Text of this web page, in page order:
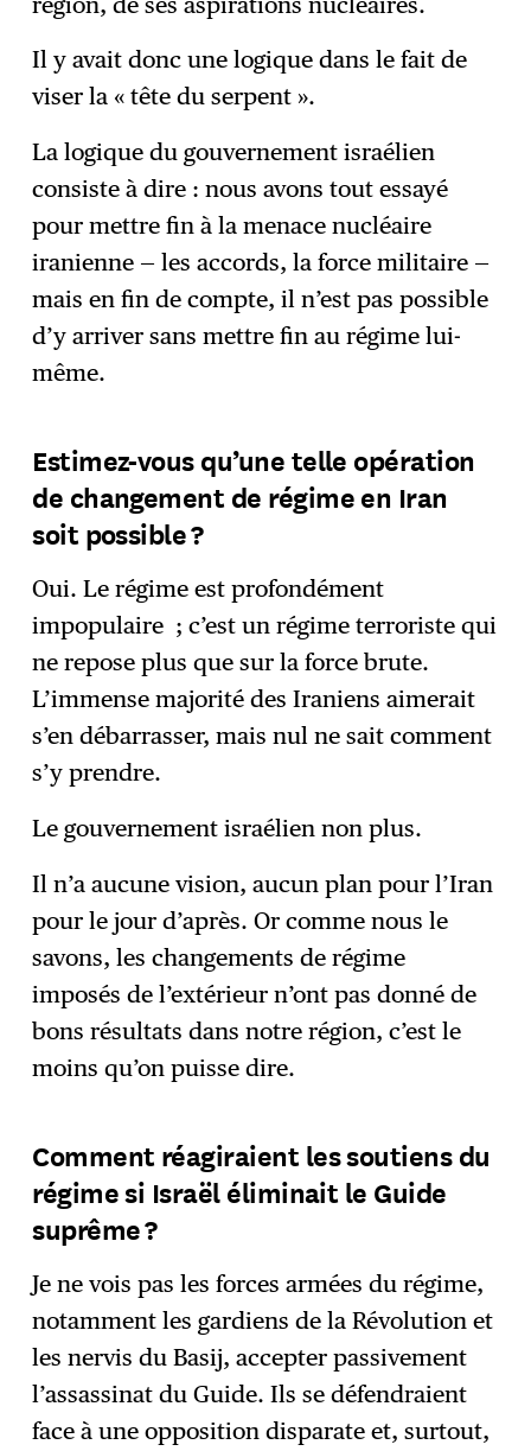
Il y avait donc une logique dans le fait de
viser la « tête du serpent ».
La logique du gouvernement israélien
consiste à dire : nous avons tout essayé
pour mettre fin à la menace nucléaire
iranienne — les accords, la force militaire —
mais en fin de compte, il n’est pas possible
d’y arriver sans mettre fin au régime lui-
même.
Estimez-vous qu’une telle opération
de changement de régime en Iran
soit possible ?
Oui. Le régime est profondément
impopulaire ; c’est un régime terroriste qui
ne repose plus que sur la force brute.
L’immense majorité des Iraniens aimerait
s’en débarrasser, mais nul ne sait comment
s’y prendre.
Le gouvernement israélien non plus.
Il n’a aucune vision, aucun plan pour l’Iran
pour le jour d’après. Or comme nous le
savons, les changements de régime
imposés de l’extérieur n’ont pas donné de
bons résultats dans notre région, c’est le
moins qu’on puisse dire.
Comment réagiraient les soutiens du
régime si Israël éliminait le Guide
suprême ?
Je ne vois pas les forces armées du régime,
notamment les gardiens de la Révolution et
les nervis du Basij, accepter passivement
l’assassinat du Guide. Ils se défendraient
face à une opposition disparate et, surtout,